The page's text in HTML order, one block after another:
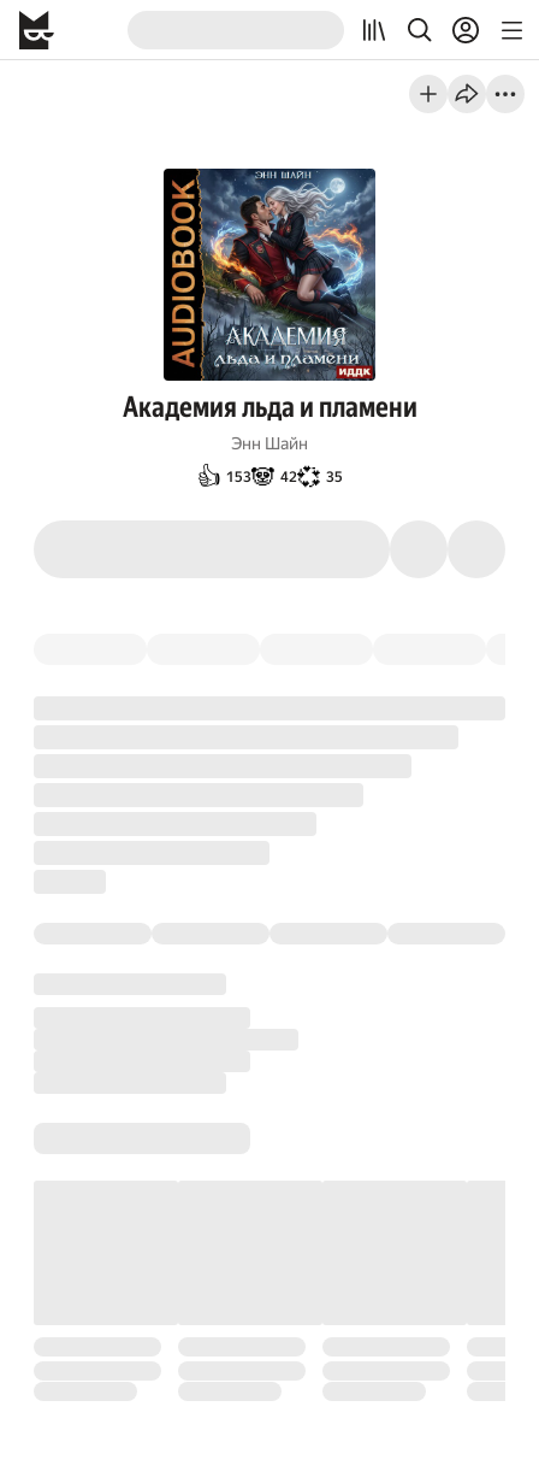
Академия льда и пламени
Энн Шайн
👍 153🐼 42💞 35